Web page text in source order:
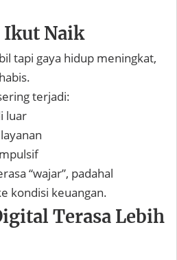
Ikut Naik
tapi gaya hidup meningkat,
terjadi:
luar
“wajar”, padahal
kondisi keuangan.
Terasa Lebih